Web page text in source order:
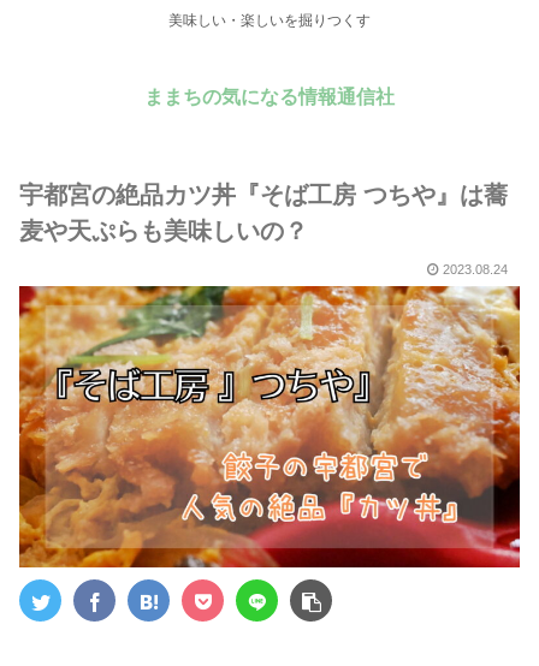
美味しい・楽しいを掘りつくす
ままちの気になる情報通信社
宇都宮の絶品カツ丼『そば工房 つちや』は蕎
麦や天ぷらも美味しいの？
2023.08.24